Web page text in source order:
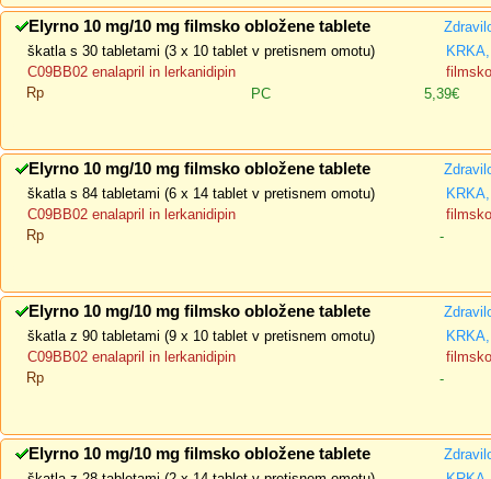
Elyrno 10 mg/10 mg filmsko obložene tablete
škatla s 30 tabletami (3 x 10 tablet v pretisnem omotu)
C09BB02 enalapril in lerkanidipin
Rp
PC 5,39€
Elyrno 10 mg/10 mg filmsko obložene tablete
škatla s 84 tabletami (6 x 14 tablet v pretisnem omotu)
C09BB02 enalapril in lerkanidipin
Rp
-
Elyrno 10 mg/10 mg filmsko obložene tablete
škatla z 90 tabletami (9 x 10 tablet v pretisnem omotu)
C09BB02 enalapril in lerkanidipin
Rp
-
Elyrno 10 mg/10 mg filmsko obložene tablete